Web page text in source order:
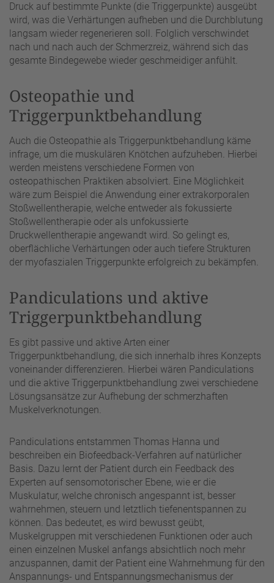
Druck auf bestimmte Punkte (die Triggerpunkte) ausgeübt
wird, was die Verhärtungen aufheben und die Durchblutung
langsam wieder regenerieren soll. Folglich verschwindet
nach und nach auch der Schmerzreiz, während sich das
gesamte Bindegewebe wieder geschmeidiger anfühlt.
Osteopathie und
Triggerpunktbehandlung
Auch die Osteopathie als Triggerpunktbehandlung käme
infrage, um die muskulären Knötchen aufzuheben. Hierbei
werden meistens verschiedene Formen von
osteopathischen Praktiken absolviert. Eine Möglichkeit
wäre zum Beispiel die Anwendung einer extrakorporalen
Stoßwellentherapie, welche entweder als fokussierte
Stoßwellentherapie oder als unfokussierte
Druckwellentherapie angewandt wird. So gelingt es,
oberflächliche Verhärtungen oder auch tiefere Strukturen
der myofaszialen Triggerpunkte erfolgreich zu bekämpfen.
Pandiculations und aktive
Triggerpunktbehandlung
Es gibt passive und aktive Arten einer
Triggerpunktbehandlung, die sich innerhalb ihres Konzepts
voneinander differenzieren. Hierbei wären Pandiculations
und die aktive Triggerpunktbehandlung zwei verschiedene
Lösungsansätze zur Aufhebung der schmerzhaften
Muskelverknotungen.
Pandiculations entstammen Thomas Hanna und
beschreiben ein Biofeedback-Verfahren auf natürlicher
Basis. Dazu lernt der Patient durch ein Feedback des
Experten auf sensomotorischer Ebene, wie er die
Muskulatur, welche chronisch angespannt ist, besser
wahrnehmen, steuern und letztlich tiefenentspannen zu
können. Das bedeutet, es wird bewusst geübt,
Muskelgruppen mit verschiedenen Funktionen oder auch
einen einzelnen Muskel anfangs absichtlich noch mehr
anzuspannen, damit der Patient eine Wahrnehmung für den
Anspannungs- und Entspannungsmechanismus der